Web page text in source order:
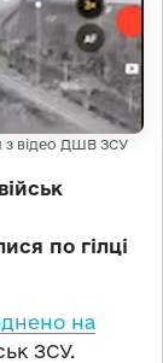
з відео ДШВ ЗСУ
по гілці
на
ЗСУ.